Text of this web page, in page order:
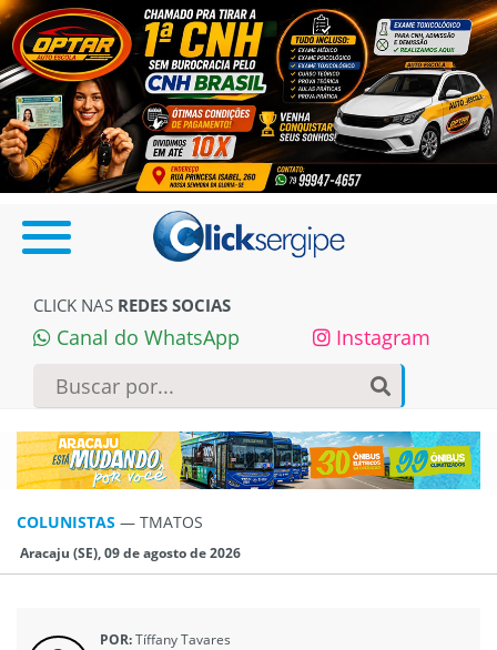
CLICK NAS REDES SOCIAS
Canal do WhatsApp Instagram
COLUNISTAS — TMATOS
Aracaju (SE), 09 de agosto de 2026
POR:Tíffany Tavares